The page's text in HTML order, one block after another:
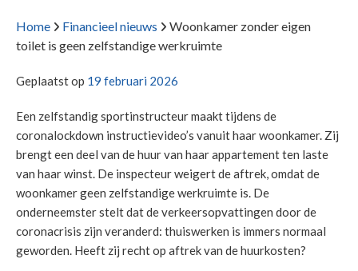
Home Financieel nieuws
Woonkamer zonder eigen
toilet is geen zelfstandige werkruimte
Geplaatst op 19 februari 2026
Een zelfstandig sportinstructeur maakt tijdens de
coronalockdown instructievideo’s vanuit haar woonkamer. Zij
brengt een deel van de huur van haar appartement ten laste
van haar winst. De inspecteur weigert de aftrek, omdat de
woonkamer geen zelfstandige werkruimte is. De
onderneemster stelt dat de verkeersopvattingen door de
coronacrisis zijn veranderd: thuiswerken is immers normaal
geworden. Heeft zij recht op aftrek van de huurkosten?